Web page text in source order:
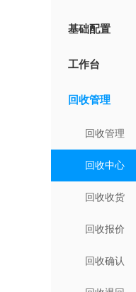
基础配置
工作台
回收管理
回收管理
回收中心
回收收货
回收报价
回收确认